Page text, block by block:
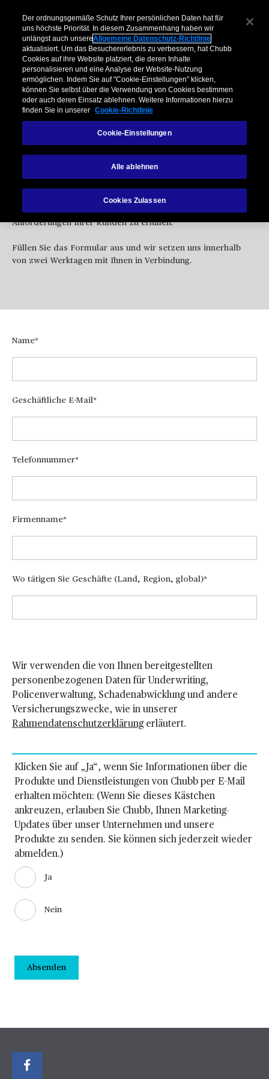
Kontaktieren Sie uns zu
Partnerschaftsmöglichkeiten
Wir freuen uns immer, uns darüber auszutauschen, wie wir
gemeinsam neue Wege finden können, um die
Anforderungen Ihrer Kunden zu erfüllen.
Füllen Sie das Formular aus und wir setzen uns innerhalb
von zwei Werktagen mit Ihnen in Verbindung.
Name
Geschäftliche E-Mail
Telefonnummer
Firmenname
Wo tätigen Sie Geschäfte (Land, Region, global)
Wir verwenden die von Ihnen bereitgestellten
personenbezogenen Daten für Underwriting,
Policenverwaltung, Schadenabwicklung und andere
Versicherungszwecke, wie in unserer
Rahmendatenschutzerklärungerläutert.
Klicken Sie auf „Ja“, wenn Sie Informationen über die
Produkte und Dienstleistungen von Chubb per E-Mail
erhalten möchten: (Wenn Sie dieses Kästchen
ankreuzen, erlauben Sie Chubb, Ihnen Marketing-
Updates über unser Unternehmen und unsere
Produkte zu senden. Sie können sich jederzeit wieder
abmelden.)
Ja
Nein
Absenden
Der ordnungsgemäße Schutz Ihrer persönlichen Daten hat für
uns höchste Priorität. In diesem Zusammenhang haben wir
unlängst auch unsereAllgemeine Datenschutz-Richtlinie
aktualisiert. Um das Besuchererlebnis zu verbessern, hat Chubb
Cookies auf ihre Website platziert, die deren Inhalte
personalisieren und eine Analyse der Website-Nutzung
ermöglichen. Indem Sie auf "Cookie-Einstellungen” klicken,
können Sie selbst über die Verwendung von Cookies bestimmen
oder auch deren Einsatz ablehnen. Weitere Informationen hierzu
finden Sie in unserer Cookie-Richtlinie
Cookie-Einstellungen
Alle ablehnen
Cookies Zulassen